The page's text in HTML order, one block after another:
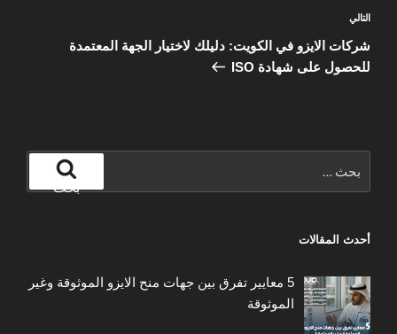
المقالة
التالية
التالي
شركات الايزو في الكويت: دليلك لاختيار الجهة المعتمدة
للحصول على شهادة ISO
عن:
بحث
أحدث المقالات
5 معايير تفرق بين جهات منح الايزو الموثوقة وغير
الموثوقة